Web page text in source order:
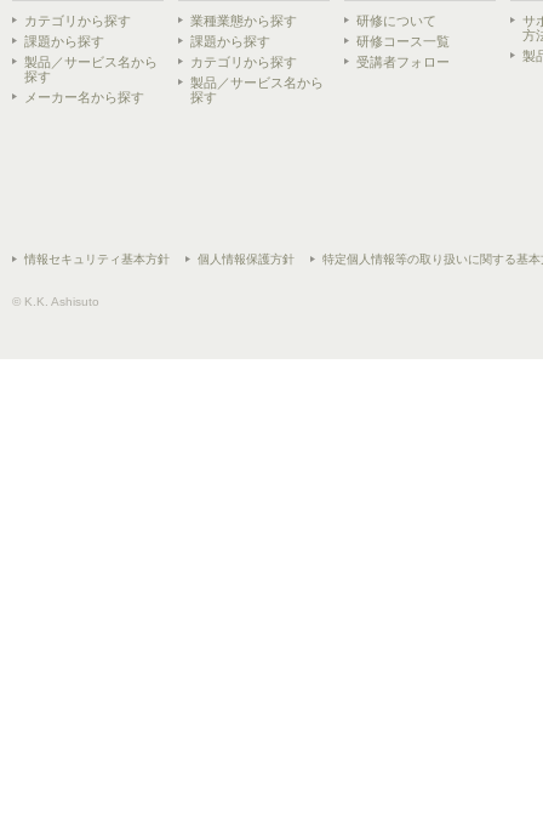
カテゴリから探す
課題から探す
製品／サービス名から
探す
メーカー名から探す
業種業態から探す
課題から探す
カテゴリから探す
製品／サービス名から
探す
研修について
研修コース一覧
受講者フォロー
サ
方
製
情報セキュリティ基本方針 個人情報保護方針 特定個人情報等の取り扱いに関する基本
© K.K. Ashisuto